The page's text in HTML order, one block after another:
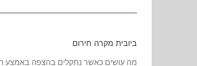
ביובית מקרה חירום
מה עושים כאשר נתקלים בהצפה באמצע